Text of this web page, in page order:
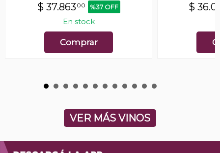
$ 37.863 00 %37 OFF
En stock
Comprar
$
VER MÁS VINOS